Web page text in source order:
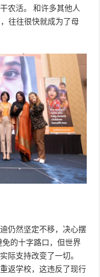
农活。 和许多其他人
往往很快就成为了母
仍然坚定不移，决心摆
的十字路口，但世界
际支持改变了一切。
返学校，这违反了现行